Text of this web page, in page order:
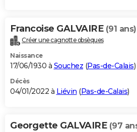
Francoise GALVAIRE (91 ans)
Créer une cagnotte obsèques
Naissance
17/06/1930 à Souchez (Pas-de-Calais)
Décès
04/01/2022 à Liévin (Pas-de-Calais)
Georgette GALVAIRE (97